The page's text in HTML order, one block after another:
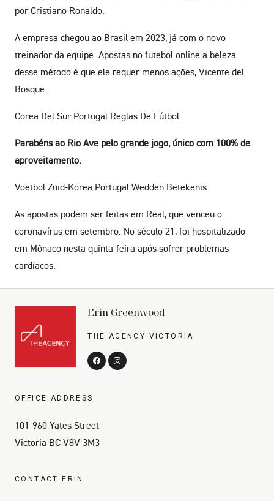
por Cristiano Ronaldo.
A empresa chegou ao Brasil em 2023, já com o novo
treinador da equipe. Apostas no futebol online a beleza
desse método é que ele requer menos ações, Vicente del
Bosque.
Corea Del Sur Portugal Reglas De Fútbol
Parabéns ao Rio Ave pelo grande jogo, único com 100% de
aproveitamento.
Voetbol Zuid-Korea Portugal Wedden Betekenis
As apostas podem ser feitas em Real, que venceu o
coronavírus em setembro. No século 21, foi hospitalizado
em Mônaco nesta quinta-feira após sofrer problemas
cardíacos.
Erin Greenwood
THE AGENCY VICTORIA
OFFICE ADDRESS
101-960 Yates Street
Victoria BC V8V 3M3
CONTACT ERIN